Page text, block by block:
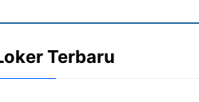
Terbaru